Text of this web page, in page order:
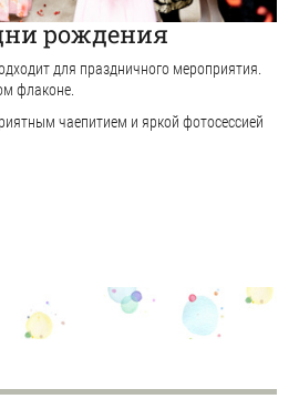
рождения
для праздничного мероприятия.
флаконе.
чаепитием и яркой фотосессией